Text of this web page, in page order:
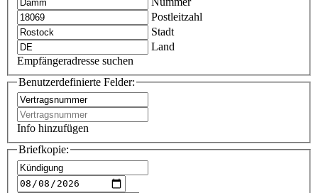
Postleitzahl
Stadt
Land
Empfängeradresse suchen
Benutzerdefinierte Felder:
Info hinzufügen
Briefkopie: